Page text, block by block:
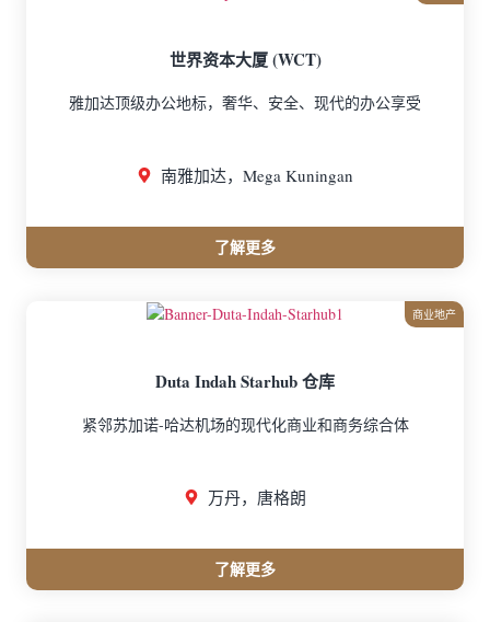
世界资本大厦 (WCT)
雅加达顶级办公地标，奢华、安全、现代的办公享受
南雅加达，Mega Kuningan
了解更多
商业地产
Duta Indah Starhub 仓库
紧邻苏加诺-哈达机场的现代化商业和商务综合体
万丹，唐格朗
了解更多